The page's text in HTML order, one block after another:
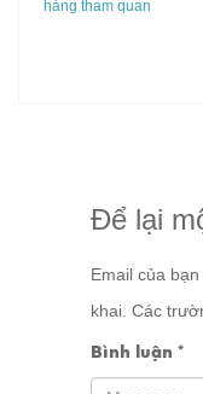
hàng tham quan
Để lại
Email của
khai. Các
Bình luận *